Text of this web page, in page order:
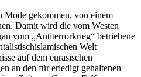
Mode gekommen, von einem
Damit wird die vom Westen
vom „Antiterrorkrieg“ betriebene
Welt
auf dem eurasischen
an den für erledigt gehaltenen